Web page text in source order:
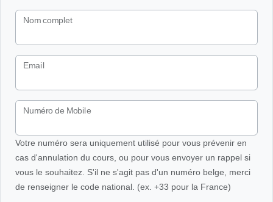
Nom complet
Email
Numéro de Mobile
Votre numéro sera uniquement utilisé pour vous prévenir en
cas d'annulation du cours, ou pour vous envoyer un rappel si
vous le souhaitez. S'il ne s'agit pas d'un numéro belge, merci
de renseigner le code national. (ex. +33 pour la France)